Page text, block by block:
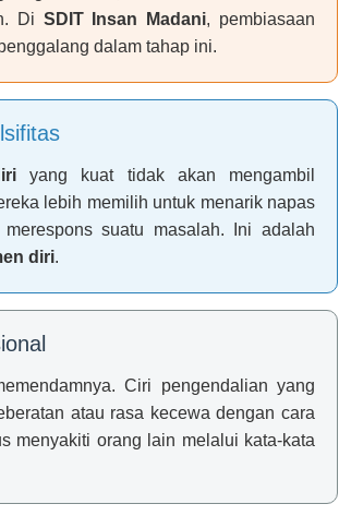
Di SDIT Insan Madani, pembiasaan
dalam tahap ini.
yang kuat tidak akan mengambil
lebih memilih untuk menarik napas
suatu masalah. Ini adalah
diri.
Ciri pengendalian yang
atau rasa kecewa dengan cara
menyakiti orang lain melalui kata-kata